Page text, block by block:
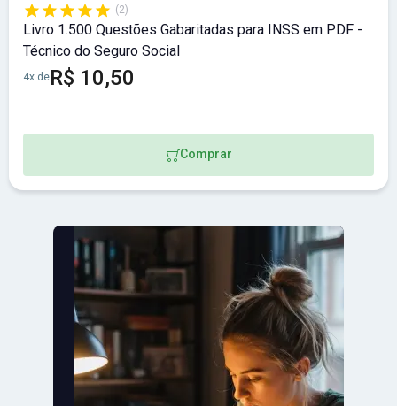
(2)
Livro 1.500 Questões Gabaritadas para INSS em PDF -
Técnico do Seguro Social
4x deR$ 10,50
Comprar